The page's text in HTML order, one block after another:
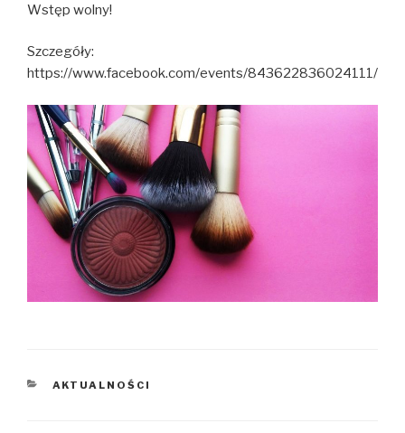
Wstęp wolny!
Szczegóły:
https://www.facebook.com/events/843622836024111/
KATEGORIE
AKTUALNOŚCI